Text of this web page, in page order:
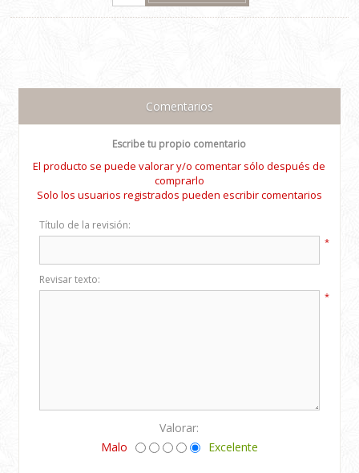
Comentarios
Escribe tu propio comentario
El producto se puede valorar y/o comentar sólo después de
comprarlo
Solo los usuarios registrados pueden escribir comentarios
Título de la revisión:
*
Revisar texto:
*
Valorar:
Malo
Excelente